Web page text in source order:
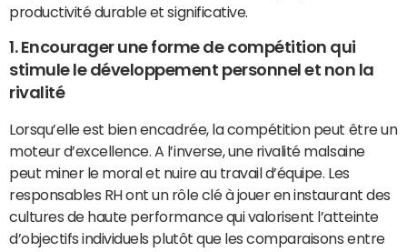
productivité durable et significative.
1. Encourager une forme de compétition qui
stimule le développement personnel et non la
rivalité
Lorsqu’elle est bien encadrée, la compétition peut être un
moteur d’excellence. A l’inverse, une rivalité malsaine
peut miner le moral et nuire au travail d’équipe. Les
responsables RH ont un rôle clé à jouer en instaurant des
cultures de haute performance qui valorisent l’atteinte
d’objectifs individuels plutôt que les comparaisons entre